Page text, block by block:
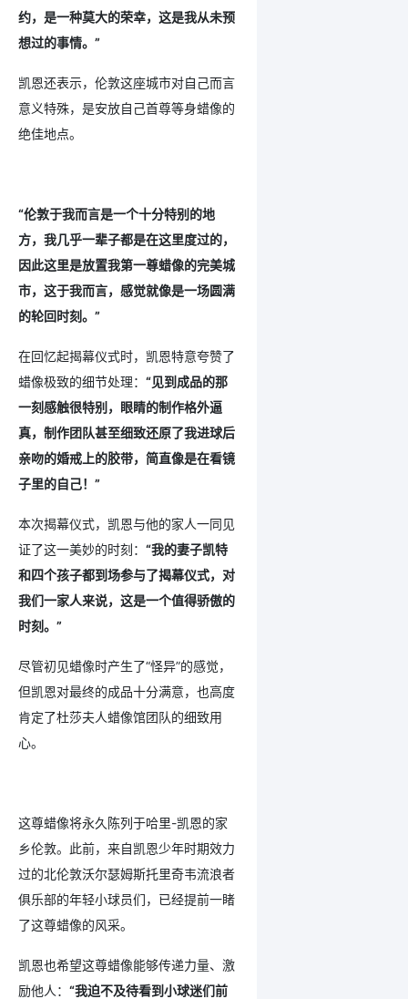
约，是一种莫大的荣幸，这是我从未预
想过的事情。”
凯恩还表示，伦敦这座城市对自己而言
意义特殊，是安放自己首尊等身蜡像的
绝佳地点。
“伦敦于我而言是一个十分特别的地
方，我几乎一辈子都是在这里度过的，
因此这里是放置我第一尊蜡像的完美城
市，这于我而言，感觉就像是一场圆满
的轮回时刻。”
在回忆起揭幕仪式时，凯恩特意夸赞了
蜡像极致的细节处理： “见到成品的那
一刻感触很特别，眼睛的制作格外逼
真，制作团队甚至细致还原了我进球后
亲吻的婚戒上的胶带，简直像是在看镜
子里的自己！”
本次揭幕仪式，凯恩与他的家人一同见
证了这一美妙的时刻： “我的妻子凯特
和四个孩子都到场参与了揭幕仪式，对
我们一家人来说，这是一个值得骄傲的
时刻。”
尽管初见蜡像时产生了“怪异”的感觉，
但凯恩对最终的成品十分满意，也高度
肯定了杜莎夫人蜡像馆团队的细致用
心。
这尊蜡像将永久陈列于哈里-凯恩的家
乡伦敦。此前，来自凯恩少年时期效力
过的北伦敦沃尔瑟姆斯托里奇韦流浪者
俱乐部的年轻小球员们，已经提前一睹
了这尊蜡像的风采。
凯恩也希望这尊蜡像能够传递力量、激
励他人： “我迫不及待看到小球迷们前